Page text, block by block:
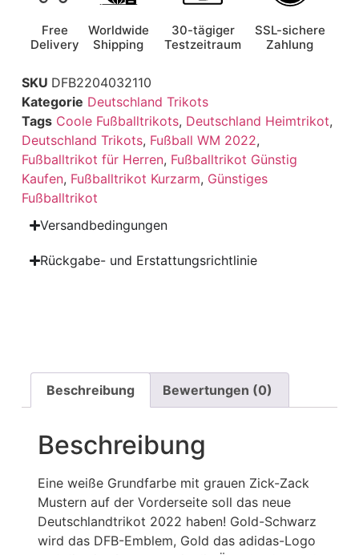
Free
Delivery
Worldwide
Shipping
30-tägiger
Testzeitraum
SSL-sichere
Zahlung
SKU DFB2204032110
Kategorie Deutschland Trikots
Tags Coole Fußballtrikots, Deutschland Heimtrikot,
Deutschland Trikots, Fußball WM 2022,
Fußballtrikot für Herren, Fußballtrikot Günstig
Kaufen, Fußballtrikot Kurzarm, Günstiges
Fußballtrikot
Versandbedingungen
Rückgabe- und Erstattungsrichtlinie
Beschreibung Bewertungen (0)
Beschreibung
Eine weiße Grundfarbe mit grauen Zick-Zack
Mustern auf der Vorderseite soll das neue
Deutschlandtrikot 2022 haben! Gold-Schwarz
wird das DFB-Emblem, Gold das adidas-Logo